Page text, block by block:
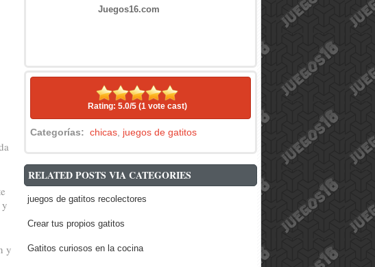
y
Juegos16.com
Rating: 5.0/5(1 vote cast)
Categorías: chicas juegos de gatitos
RELATED POSTS VIA CATEGORIES
juegos de gatitos recolectores
Crear tus propios gatitos
Gatitos curiosos en la cocina